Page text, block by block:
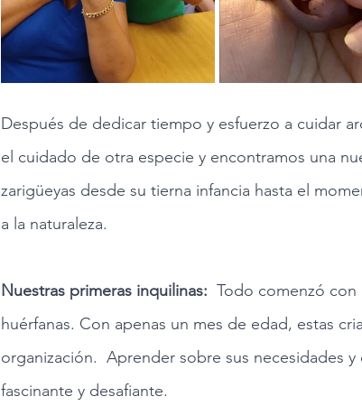
Después de dedicar tiempo y esfuerzo a cuidar
el cuidado de otra especie y encontramos una
zarigüeyas desde su tierna infancia hasta el
a la naturaleza.
Nuestras primeras inquilinas: Todo comenzó con
huérfanas. Con apenas un mes de edad, estas
organización.  Aprender sobre sus necesidades
fascinante y desafiante.